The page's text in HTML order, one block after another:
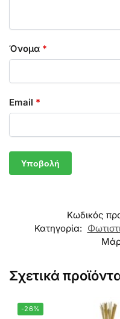
Όνομα *
Email *
Κωδικός
Κατηγορία:
Σχετικά
-26%